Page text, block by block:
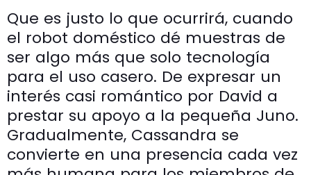
Que es justo lo que ocurrirá, cuando
el robot doméstico dé muestras de
ser algo más que solo tecnología
para el uso casero. De expresar un
interés casi romántico por David a
prestar su apoyo a la pequeña Juno.
Gradualmente, Cassandra se
convierte en una presencia cada vez